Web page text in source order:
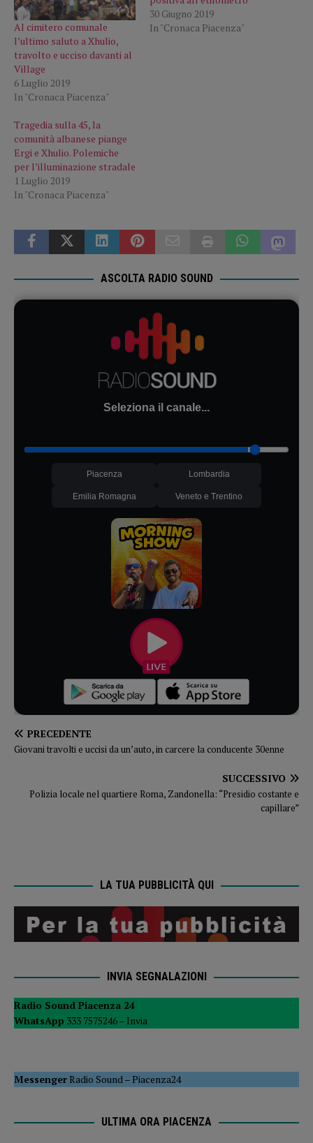
Al cimitero comunale
l’ultimo saluto a Xhulio,
travolto e ucciso davanti al
Village
6 Luglio 2019
In "Cronaca Piacenza"
30 Giugno 2019
In "Cronaca Piacenza"
Tragedia sulla 45, la
comunità albanese piange
Ergi e Xhulio. Polemiche
per l’illuminazione stradale
1 Luglio 2019
In "Cronaca Piacenza"
ASCOLTA RADIO SOUND
Seleziona il canale...
Piacenza Lombardia
Emilia Romagna Veneto e Trentino
PRECEDENTE
Giovani travolti e uccisi da un’auto, in carcere la conducente 30enne
SUCCESSIVO
Polizia locale nel quartiere Roma, Zandonella: “Presidio costante e
capillare”
LA TUA PUBBLICITÀ QUI
INVIA SEGNALAZIONI
Radio Sound Piacenza 24
WhatsApp 333 7575246 – Invia
MessengerRadio Sound –Piacenza24
ULTIMA ORA PIACENZA